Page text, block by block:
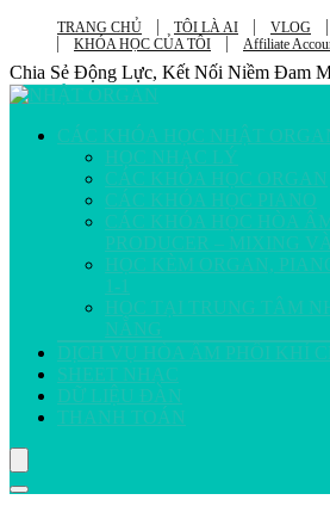
TRANG CHỦ TÔI LÀ AI VLOG
KHÓA HỌC CỦA TÔI
Affiliate
Chia Sẻ Động Lực, Kết Nối Niềm Đam
CÁC KHÓA HỌC NHẬT
HỌC NHẠC LÝ
CÁC KHÓA HỌC ORGAN
CÁC KHÓA HỌC PIANO
CÁC KHÓA HỌC HÒA
PRODUCER – MIXING
HỌC KÈM ORGAN,
1-1
HỌC TẠI TRUNG TÂM
NẴNG
DỊCH VỤ HÒA ÂM PHỐI KHÍ
SHEET NHẠC
DỮ LIỆU ĐÀN
THANH TOÁN